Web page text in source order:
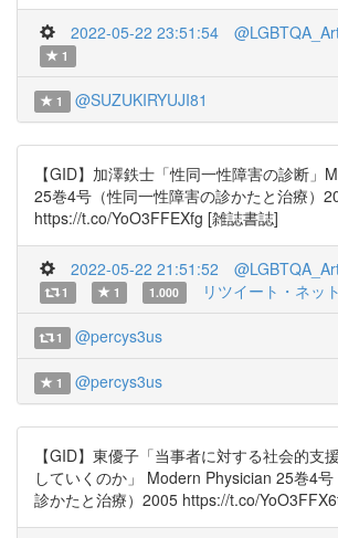
2022-05-22 23:51:54
1
1 @SUZUKIRYUJI81
【GID】加澤鉄士「性同一性障害の診断」
25巻4号（性同一性障害の診かたと治療）
https://t.co/YoO3FFEXfg [雑誌書誌]
2022-05-22 21:51:52
1 1 1.000 リツイート・ネッ
1 @percys3us
1 @percys3us
【GID】東優子「当事者に対する社会的支
していくのか」 Modern Physician 25巻4
診かたと治療）2005 https://t.co/